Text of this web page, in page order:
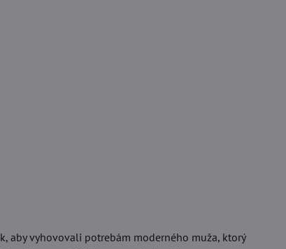
aby vyhovovali potrebám moderného muža, ktorý